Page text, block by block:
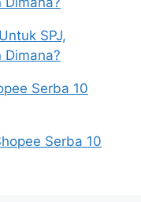
SPJ,
Dimana?
Serba 10
Serba 10